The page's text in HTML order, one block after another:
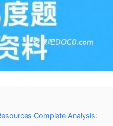
Complete Analysis: